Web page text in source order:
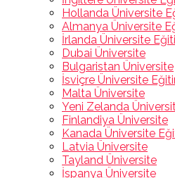
Hollanda Üniversite
Almanya Üniversite
İrlanda Üniversite
Dubai Üniversite
Bulgaristan Üniversite
İsviçre Üniversite
Malta Üniversite
Yeni Zelanda
Finlandiya Üniversite
Kanada Üniversite
Latvia Üniversite
Tayland Üniversite
İspanya Üniversite